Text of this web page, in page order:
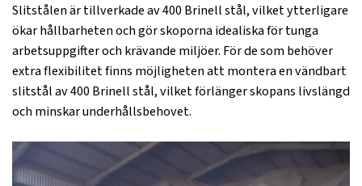
Slitstålen är tillverkade av 400 Brinell stål, vilket ytterligare
ökar hållbarheten och gör skoporna idealiska för tunga
arbetsuppgifter och krävande miljöer. För de som behöver
extra flexibilitet finns möjligheten att montera en vändbart
slitstål av 400 Brinell stål, vilket förlänger skopans livslängd
och minskar underhållsbehovet.